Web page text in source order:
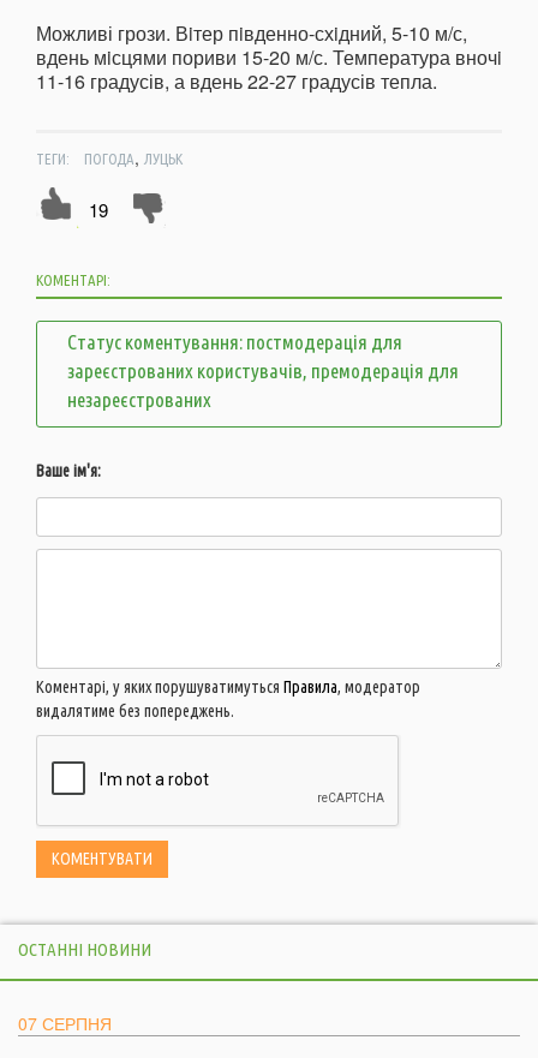
Можливі грози. Вiтер пiвденно-схiдний, 5-10 м/с,
вдень мiсцями пориви 15-20 м/с. Температура вночi
11-16 градусів, а вдень 22-27 градусів тепла.
ТЕГИ: ПОГОДА, ЛУЦЬК
19
КОМЕНТАРІ:
Статус коментування: постмодерація для
зареєстрованих користувачів, премодерація для
незареєстрованих
Ваше ім'я:
Коментарі, у яких порушуватимуться Правила, модератор
видалятиме без попереджень.
ОСТАННІ НОВИНИ
07 СЕРПНЯ